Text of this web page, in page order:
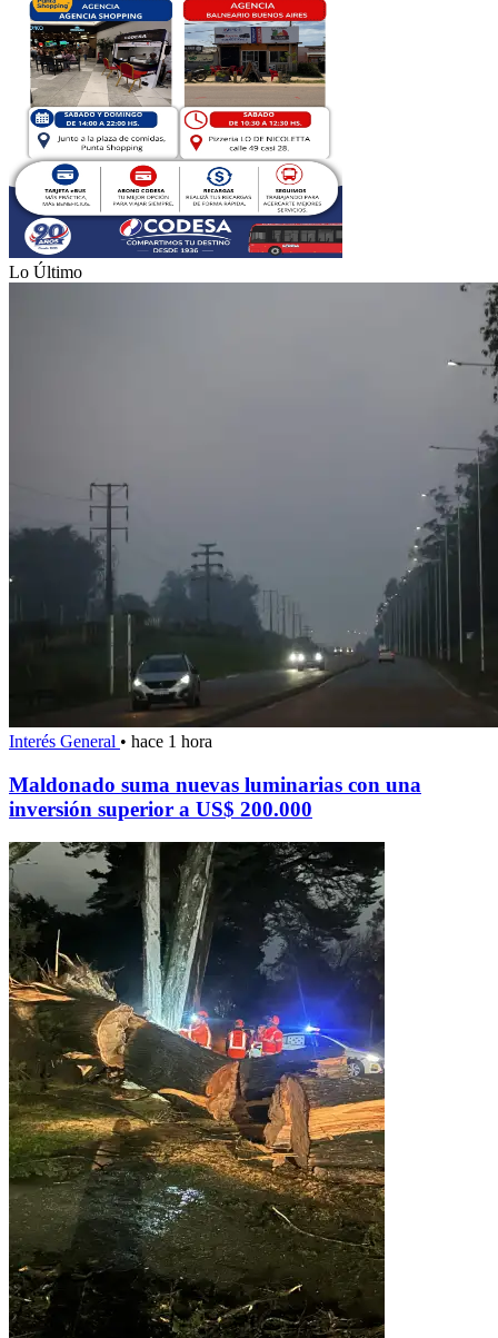
Lo Último
Interés General • hace 1 hora
Maldonado suma nuevas luminarias con una
inversión superior a US$ 200.000